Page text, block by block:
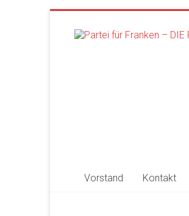
springen
Vorstand Kontakt